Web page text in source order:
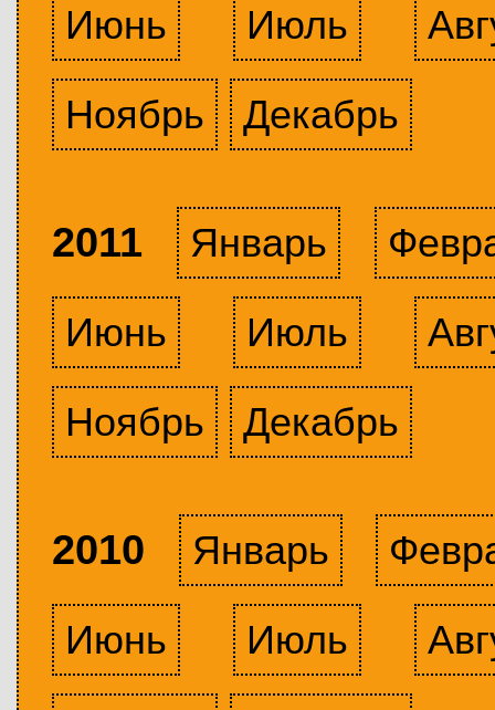
Июнь
Июль
Ноябрь
Декабрь
2011 Январь
Июнь
Июль
Ноябрь
Декабрь
2010 Январь
Июнь
Июль